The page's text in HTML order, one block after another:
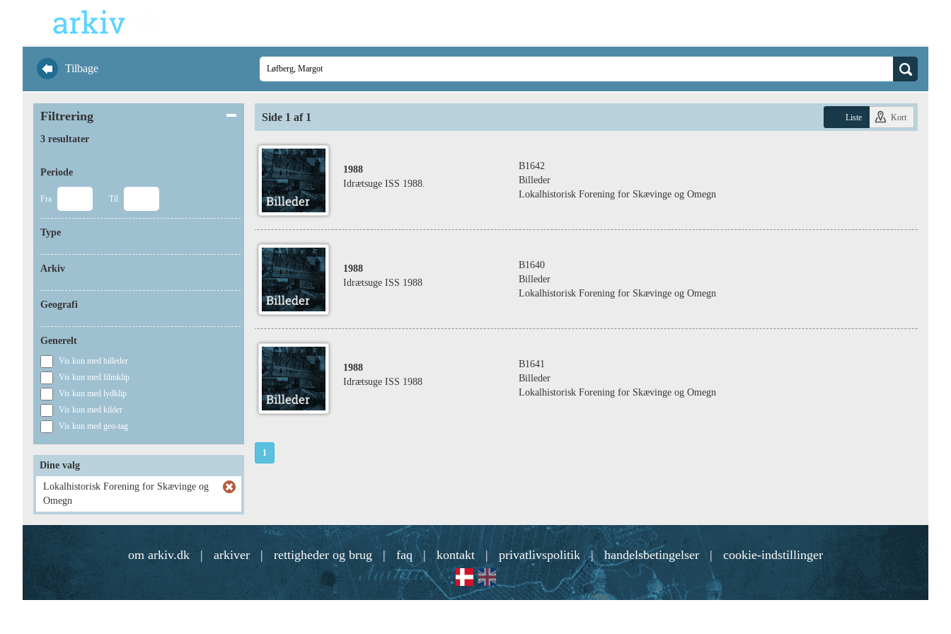
Tilbage
Filtrering
3 resultater
Periode
Fra Til
Type
Arkiv
Geografi
Generelt
Vis kun med billeder
Vis kun med filmklip
Vis kun med lydklip
Vis kun med kilder
Vis kun med geo-tag
Dine valg
Lokalhistorisk Forening for Skævinge og
Omegn
Side 1 af 1 Liste Kort
1988
Idrætsuge ISS 1988.
B1642
Billeder
Lokalhistorisk Forening for Skævinge og Omegn
1988
Idrætsuge ISS 1988
B1640
Billeder
Lokalhistorisk Forening for Skævinge og Omegn
1988
Idrætsuge ISS 1988
B1641
Billeder
Lokalhistorisk Forening for Skævinge og Omegn
1
om arkiv.dk | arkiver | rettigheder og brug | faq | kontakt | privatlivspolitik | handelsbetingelser | cookie-indstillinger